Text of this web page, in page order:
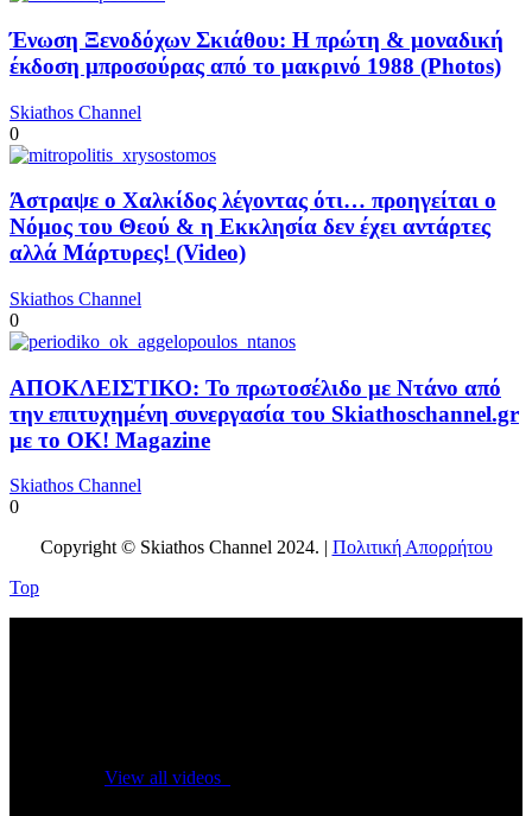
Ένωση Ξενοδόχων Σκιάθου: Η πρώτη & μοναδική
έκδοση μπροσούρας από το μακρινό 1988 (Photos)
Skiathos Channel
0
Άστραψε ο Χαλκίδος λέγοντας ότι… προηγείται ο
Νόμος του Θεού & η Εκκλησία δεν έχει αντάρτες
αλλά Μάρτυρες! (Video)
Skiathos Channel
0
ΑΠΟΚΛΕΙΣΤΙΚΟ: Το πρωτοσέλιδο με Ντάνο από
την επιτυχημένη συνεργασία του Skiathoschannel.gr
με το OK! Magazine
Skiathos Channel
0
Copyright © Skiathos Channel 2024. | Πολιτική Απορρήτου
Top
View all videos